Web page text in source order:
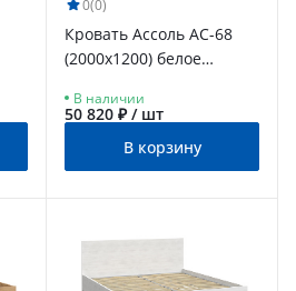
0(0)
Кровать Ассоль АС-68
(2000х1200) белое
В наличии
50 820 ₽ / шт
В корзину